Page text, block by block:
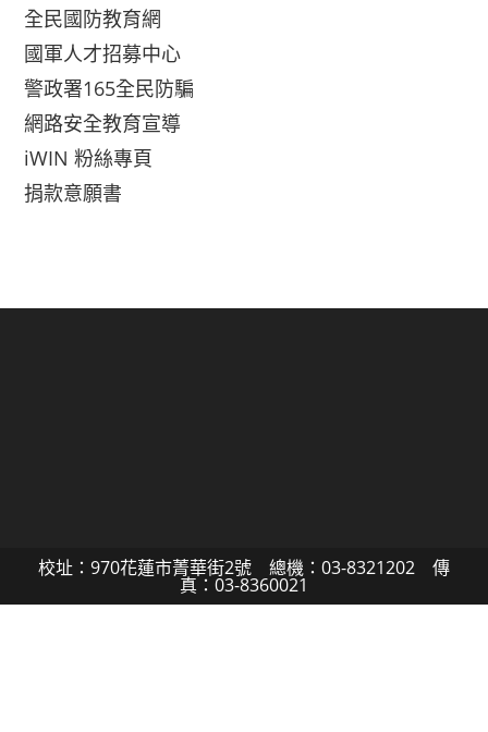
全民國防教育網
國軍人才招募中心
警政署165全民防騙
網路安全教育宣導
iWIN 粉絲專頁
捐款意願書
校址：970花蓮市菁華街2號 總機：03-8321202 傳
真：03-8360021